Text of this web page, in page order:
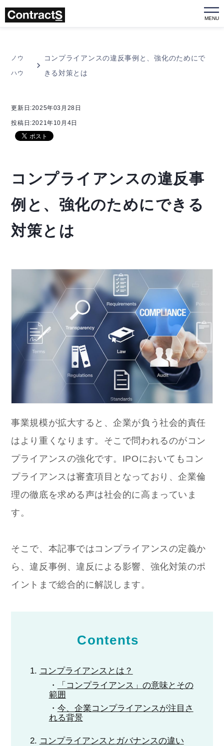
MENU
ノウ
ハウ
コンプライアンスの違反事例と、強化のためにで
きる対策とは
更新日:2025年03月28日
投稿日:2021年10月4日
コンプライアンスの違反事
例と、強化のためにできる
対策とは
事業規模が拡大すると、企業が負う社会的責任
はより重くなります。そこで問われるのがコン
プライアンスの強化です。IPOにおいてもコン
プライアンスは審査項目となっており、企業倫
理の徹底を求める声は社会的に高まっていま
す。
そこで、本記事ではコンプライアンスの定義か
ら、違反事例、違反による影響、強化対策のポ
イントまで総合的に解説します。
Contents
コンプライアンスとは？
「コンプライアンス」の意味とその
範囲
今、企業コンプライアンスが注目さ
れる背景
コンプライアンスとガバナンスの違い